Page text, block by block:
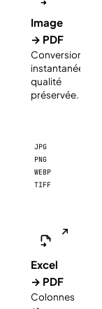
Image
→ PDF
Conversion
instantanée,
qualité
préservée.
JPG
PNG
WEBP
TIFF
Excel
→ PDF
Colonnes